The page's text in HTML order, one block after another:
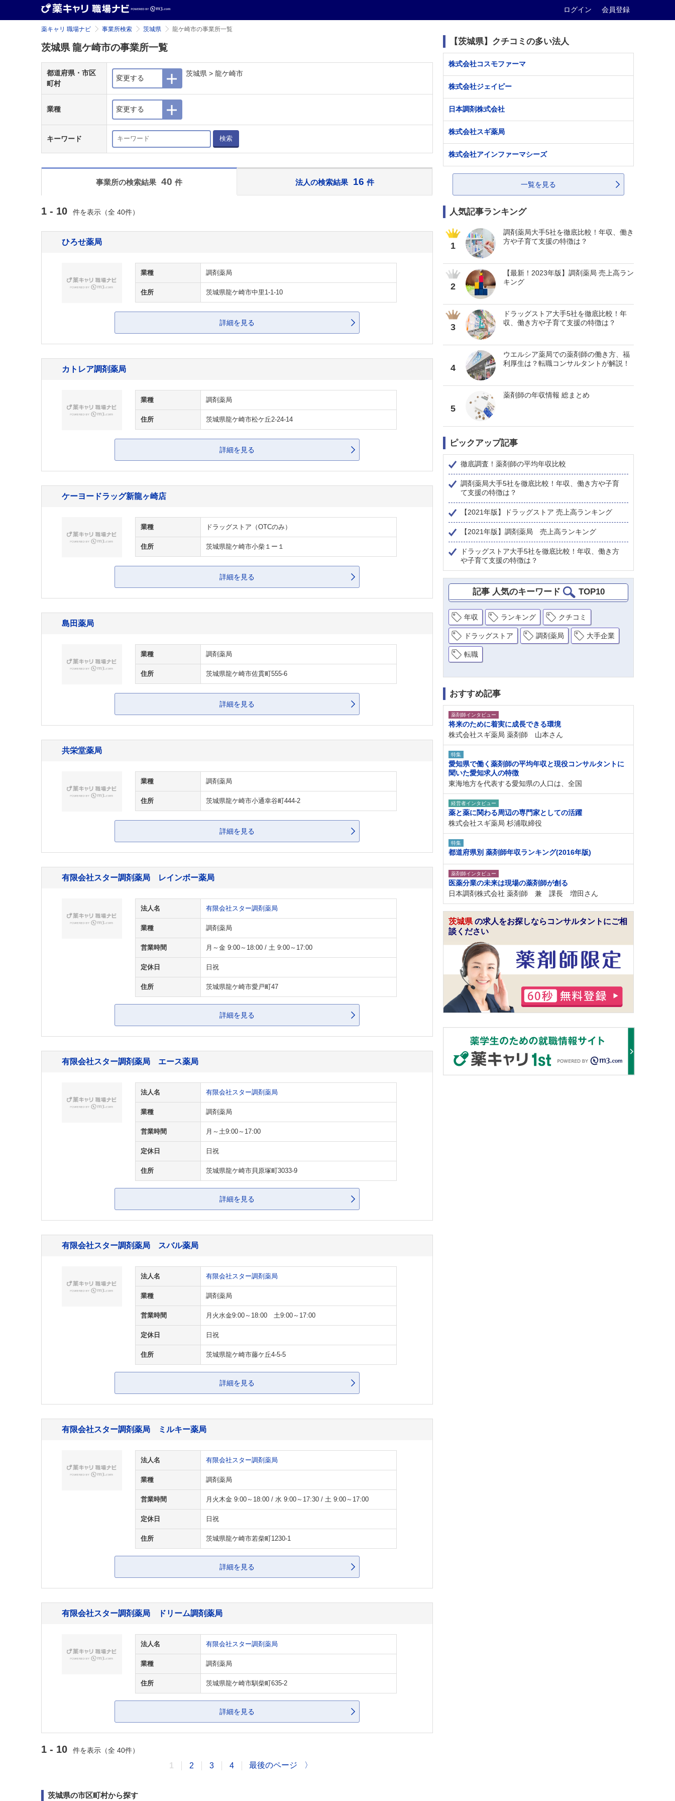
ログイン 会員登録
薬キャリ 職場ナビ 事業所検索 茨城県 龍ケ崎市の事業所一覧
茨城県 龍ケ崎市の事業所一覧
都道府県・市区
町村
変更する
茨城県 > 龍ケ崎市
業種 変更する
キーワード 検索
事業所の検索結果 40 件 法人の検索結果 16 件
1 - 10 件を表示（全 40件）
ひろせ薬局
業種 調剤薬局
住所 茨城県龍ケ崎市中里1-1-10
詳細を見る
カトレア調剤薬局
業種 調剤薬局
住所 茨城県龍ケ崎市松ケ丘2-24-14
詳細を見る
ケーヨードラッグ新龍ヶ崎店
業種 ドラッグストア（OTCのみ）
住所 茨城県龍ケ崎市小柴１ー１
詳細を見る
島田薬局
業種 調剤薬局
住所 茨城県龍ケ崎市佐貫町555-6
詳細を見る
共栄堂薬局
業種 調剤薬局
住所 茨城県龍ケ崎市小通幸谷町444-2
詳細を見る
有限会社スター調剤薬局 レインボー薬局
法人名 有限会社スター調剤薬局
業種 調剤薬局
営業時間 月～金 9:00～18:00 / 土 9:00～17:00
定休日 日祝
住所 茨城県龍ケ崎市愛戸町47
詳細を見る
有限会社スター調剤薬局 エース薬局
法人名 有限会社スター調剤薬局
業種 調剤薬局
営業時間 月～土9:00～17:00
定休日 日祝
住所 茨城県龍ケ崎市貝原塚町3033-9
詳細を見る
有限会社スター調剤薬局 スバル薬局
法人名 有限会社スター調剤薬局
業種 調剤薬局
営業時間 月火水金9:00～18:00 土9:00～17:00
定休日 日祝
住所 茨城県龍ケ崎市藤ケ丘4-5-5
詳細を見る
有限会社スター調剤薬局 ミルキー薬局
法人名 有限会社スター調剤薬局
業種 調剤薬局
営業時間 月火木金 9:00～18:00 / 水 9:00～17:30 / 土 9:00～17:00
定休日 日祝
住所 茨城県龍ケ崎市若柴町1230-1
詳細を見る
有限会社スター調剤薬局 ドリーム調剤薬局
法人名 有限会社スター調剤薬局
業種 調剤薬局
住所 茨城県龍ケ崎市馴柴町635-2
詳細を見る
1 - 10 件を表示（全 40件）
1 2 3 4 最後のページ 〉
茨城県の市区町村から探す
【茨城県】クチコミの多い法人
株式会社コスモファーマ
株式会社ジェイピー
日本調剤株式会社
株式会社スギ薬局
株式会社アインファーマシーズ
一覧を見る
人気記事ランキング
1
調剤薬局大手5社を徹底比較！年収、働き
方や子育て支援の特徴は？
2
【最新！2023年版】調剤薬局 売上高ラン
キング
3
ドラッグストア大手5社を徹底比較！年
収、働き方や子育て支援の特徴は？
4
ウエルシア薬局での薬剤師の働き方、福
利厚生は？転職コンサルタントが解説！
5
薬剤師の年収情報 総まとめ
ピックアップ記事
徹底調査！薬剤師の平均年収比較
調剤薬局大手5社を徹底比較！年収、働き方や子育
て支援の特徴は？
【2021年版】ドラッグストア 売上高ランキング
【2021年版】調剤薬局 売上高ランキング
ドラッグストア大手5社を徹底比較！年収、働き方
や子育て支援の特徴は？
記事 人気のキーワード TOP10
年収 ランキング クチコミ
ドラッグストア 調剤薬局 大手企業
転職
おすすめ記事
薬剤師インタビュー
将来のために着実に成長できる環境
株式会社スギ薬局 薬剤師 山本さん
特集
愛知県で働く薬剤師の平均年収と現役コンサルタントに
聞いた愛知求人の特徴
東海地方を代表する愛知県の人口は、全国
経営者インタビュー
薬と薬に関わる周辺の専門家としての活躍
株式会社スギ薬局 杉浦取締役
特集
都道府県別 薬剤師年収ランキング(2016年版)
薬剤師インタビュー
医薬分業の未来は現場の薬剤師が創る
日本調剤株式会社 薬剤師 兼 課長 増田さん
茨城県 の求人をお探しならコンサルタントにご相
談ください